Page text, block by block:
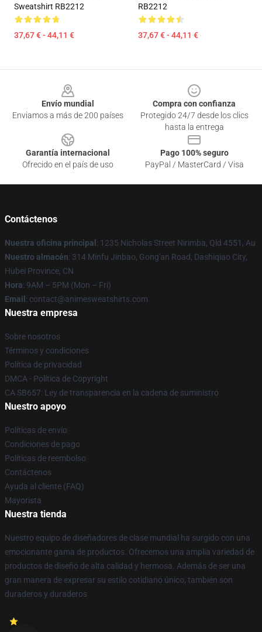
Sweatshirt RB2212
37,67 € - 44,11 €
RB2212
37,67 € - 44,11 €
Envío mundial
Enviamos a más de 200 países
Compra con confianza
Protegido 24/7 desde los clics
hasta la entrega
Garantía internacional
Ofrecido en el país de uso
Pago 100% seguro
PayPal / MasterCard / Visa
Contáctenos
Nuestra oficina principal : 1235 Nicholas Street Nirimba, Qld 4551, Au
Nuestro almacén: 314 Minfu Jinbao, Gong'an Road, Dashiqiao City,
Hubei Province, CN
Hora: 9AM – 5PM (Mon – Fri)
Email : contact@animesweatshirts.com
Nuestra empresa
Sobre nosotros
Términos y condiciones
Política de privacidad
DMCA - Política de Copyright
CA SB657: Ley de transparencia en la cadena de suministro
Nuestro apoyo
Políticas de envío
Condiciones de pago
Políticas de reembolso
Contáctenos
Ayuda al cliente (FAQ)
Mayorista
Nuestra tienda
Nuestro equipo de diseñadores de clase mundial ha surgido con una
emocionante gama de productos. Ofrecemos una amplia variedad de
productos de diseño de alta calidad y hermosa. Además de ser una
gran manera de expresar su estilo cotidiano único, también son
duraderos y duraderos